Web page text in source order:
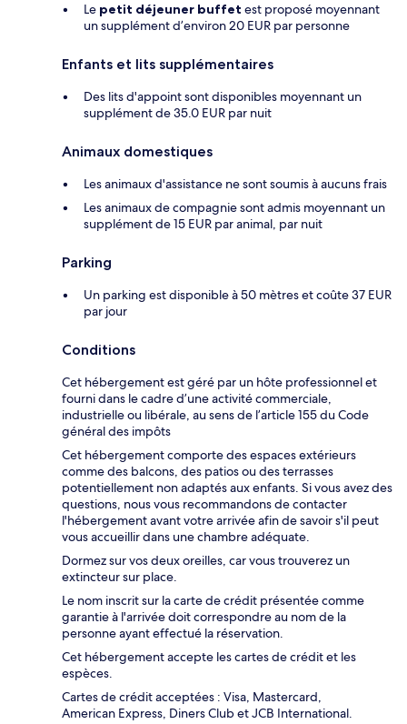
Le petit déjeuner buffet est proposé moyennant
un supplément d’environ 20 EUR par personne
Enfants et lits supplémentaires
Des lits d'appoint sont disponibles moyennant un
supplément de 35.0 EUR par nuit
Animaux domestiques
Les animaux d'assistance ne sont soumis à aucuns frais
Les animaux de compagnie sont admis moyennant un
supplément de 15 EUR par animal, par nuit
Parking
Un parking est disponible à 50 mètres et coûte 37 EUR
par jour
Conditions
Cet hébergement est géré par un hôte professionnel et
fourni dans le cadre d’une activité commerciale,
industrielle ou libérale, au sens de l’article 155 du Code
général des impôts
Cet hébergement comporte des espaces extérieurs
comme des balcons, des patios ou des terrasses
potentiellement non adaptés aux enfants. Si vous avez des
questions, nous vous recommandons de contacter
l'hébergement avant votre arrivée afin de savoir s'il peut
vous accueillir dans une chambre adéquate.
Dormez sur vos deux oreilles, car vous trouverez un
extincteur sur place.
Le nom inscrit sur la carte de crédit présentée comme
garantie à l'arrivée doit correspondre au nom de la
personne ayant effectué la réservation.
Cet hébergement accepte les cartes de crédit et les
espèces.
Cartes de crédit acceptées : Visa, Mastercard,
American Express, Diners Club et JCB International.